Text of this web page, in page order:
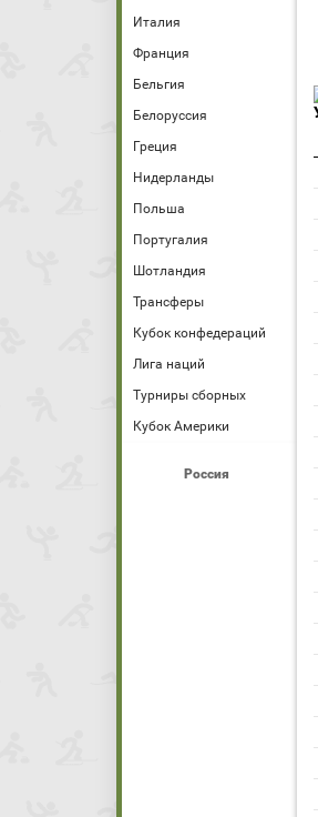
Италия
Франция
Бельгия
Белоруссия
Греция
Нидерланды
Польша
Португалия
Шотландия
Трансферы
Кубок конфедераций
Лига наций
Турниры сборных
Кубок Америки
Россия